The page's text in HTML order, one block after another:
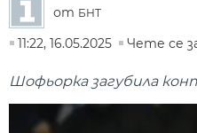
от БНТ
11:22, 16.05.2025
Чете се
Шофьорка загубила